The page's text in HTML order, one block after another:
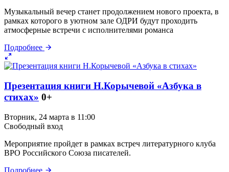
Музыкальный вечер станет продолжением нового проекта, в
рамках которого в уютном зале ОДРИ будут проходить
атмосферные встречи с исполнителями романса
Подробнее
Презентация книги Н.Корычевой «Азбука в
стихах» 0+
Вторник, 24 марта в 11:00
Свободный вход
Мероприятие пройдет в рамках встреч литературного клуба
ВРО Российского Союза писателей.
Подробнее